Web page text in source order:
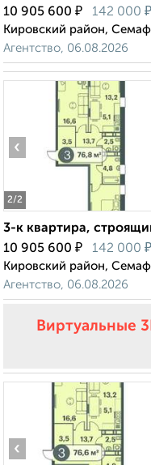
10 905 600 ₽ 142 000 ₽
Кировский район,
Агентство, 06.08.2026
2/2
‹
3-к квартира,
10 905 600 ₽ 142 000 ₽
Кировский район,
Агентство, 06.08.2026
Виртуальные
‹